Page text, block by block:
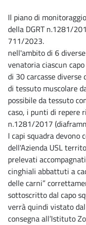
Il piano di
della DGRT n.1281/
711/2023.
nell'ambito di 6
venatoria ciascun
di 30 carcasse
di tessuto muscolare
possibile da tessuto
caso, i punti di repere
n.1281/2017
I capi squadra devono
dell'Azienda USL
prelevati
cinghiali abbattuti a
delle carni”
sottoscritto dal capo
verrà quindi vistato
consegna all’Istituto